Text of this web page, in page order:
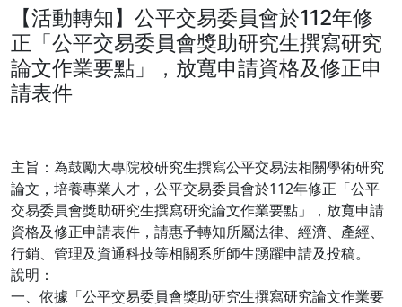
【活動轉知】公平交易委員會於112年修
正「公平交易委員會獎助研究生撰寫研究
論文作業要點」，放寬申請資格及修正申
請表件
主旨：​為鼓勵大專院校研究生撰寫公平交易法相關學術研究
論文，培養專業人才，公平交易委員會於112年修正「公平
交易委員會獎助研究生撰寫研究論文作業要點」，放寬申請
資格及修正申請表件，請惠予轉知所屬法律、經濟、產經、
行銷、管理及資通科技等相關系所師生踴躍申請及投稿。
說明：​
一、依據「公平交易委員會獎助研究生撰寫研究論文作業要